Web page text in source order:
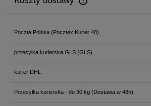
Cena nie zawiera ewentualnych kosztów
Poczta Polska(Pocztex Kurier 48)
przesyłka kurierska GLS(GLS)
kurier DHL
Przesyłka kurierska - do 30 kg(Dostawa w 48h)